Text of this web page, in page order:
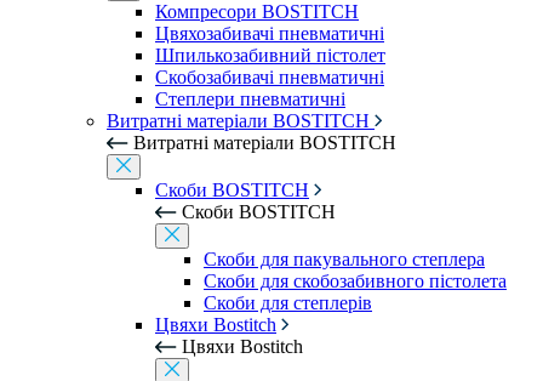
Компресори BOSTITCH
Цвяхозабивачі пневматичні
Шпилькозабивний пістолет
Скобозабивачі пневматичні
Степлери пневматичні
Витратні матеріали BOSTITCH
Витратні матеріали BOSTITCH
Скоби BOSTITCH
Скоби BOSTITCH
Скоби для пакувального степлера
Скоби для скобозабивного пістолета
Скоби для степлерів
Цвяхи Bostitch
Цвяхи Bostitch